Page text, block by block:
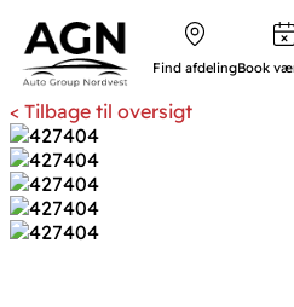
Find afdelingBook
< Tilbage til oversigt